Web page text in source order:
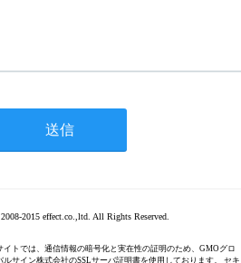
2015 effect.co.,ltd. All Rights Reserved.
イトでは、通信情報の暗号化と実在性の証明のため、GMOグロ
ルサイン株式会社のSSLサーバ証明書を使用しております。 セキ